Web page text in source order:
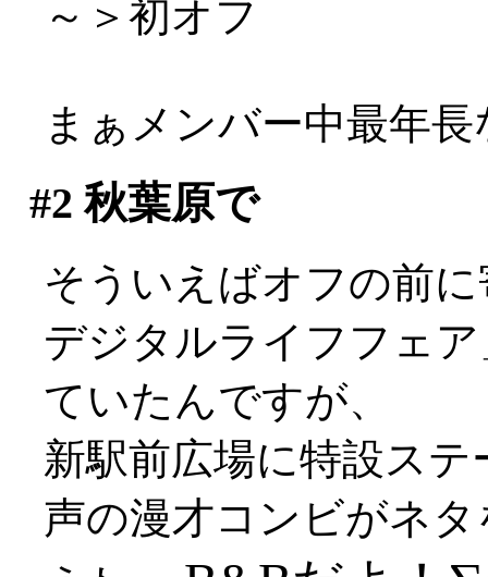
～＞初オフ
まぁメンバー中最年
#2 秋葉原で
そういえばオフの前
デジタルライフフェ
ていたんですが、
新駅前広場に特設ス
声の漫才コンビがネ